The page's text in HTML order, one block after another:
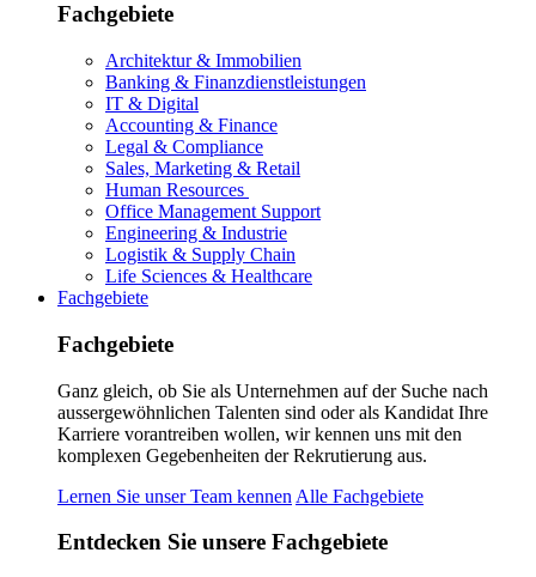
Fachgebiete
Architektur & Immobilien
Banking & Finanzdienstleistungen
IT & Digital
Accounting & Finance
Legal & Compliance
Sales, Marketing & Retail
Human Resources
Office Management Support
Engineering & Industrie
Logistik & Supply Chain
Life Sciences & Healthcare
Fachgebiete
Fachgebiete
Ganz gleich, ob Sie als Unternehmen auf der Suche nach
aussergewöhnlichen Talenten sind oder als Kandidat Ihre
Karriere vorantreiben wollen, wir kennen uns mit den
komplexen Gegebenheiten der Rekrutierung aus.
Lernen Sie unser Team kennen Alle Fachgebiete
Entdecken Sie unsere Fachgebiete